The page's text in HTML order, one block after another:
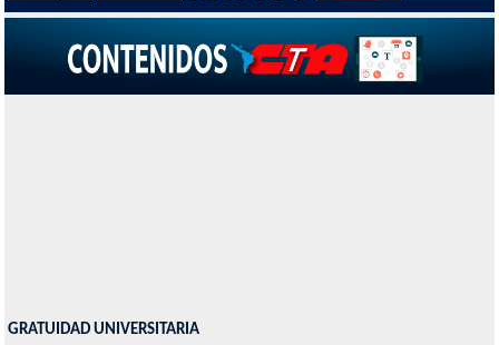
GRATUIDAD UNIVERSITARIA